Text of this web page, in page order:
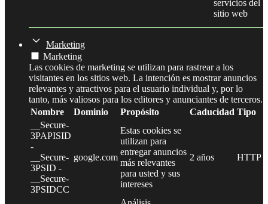
servicios del
sitio web
Marketing
Marketing
Las cookies de marketing se utilizan para rastrear a los
visitantes en los sitios web. La intención es mostrar anuncios
relevantes y atractivos para el usuario individual y, por lo
tanto, más valiosos para los editores y anunciantes de terceros.
Nombre
Dominio Propósito Caducidad Tipo
__Secure-
3PAPISID
-
__Secure-
3PSID -
__Secure-
3PSIDCC
google.com
Estas cookies se
utilizan para
entregar anuncios
más relevantes
para usted y sus
intereses
2 años HTTP